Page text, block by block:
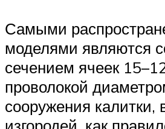
Самыми
моделями являются
сечением ячеек
проволокой
сооружения калитки,